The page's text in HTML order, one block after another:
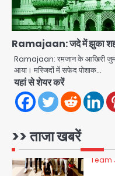
Ramajaan: जदे में झुका
Ramajaan: रमजान के आखिरी जुमा
आया। मस्जिदों में सफेद पोशाक…
यहां से शेयर करें
>> ताजा खबरें
4
के हत्थे
Team
5
रोहित
से